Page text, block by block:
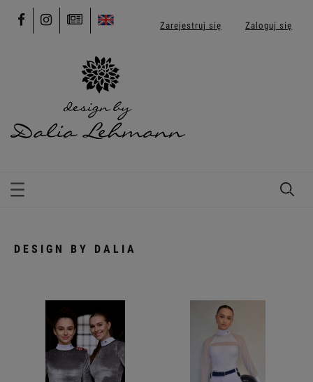
Zarejestruj się Zaloguj się
DESIGN BY DALIA